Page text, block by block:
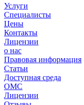
Услуги
Специалисты
Цены
Контакты
Лицензии
о нас
Правовая информация
Статьи
Доступная среда
ОМС
Лицензии